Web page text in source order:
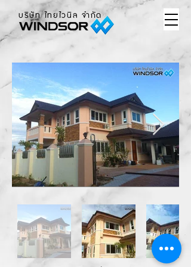
บริษัท ไทยไวนิล จำกัด